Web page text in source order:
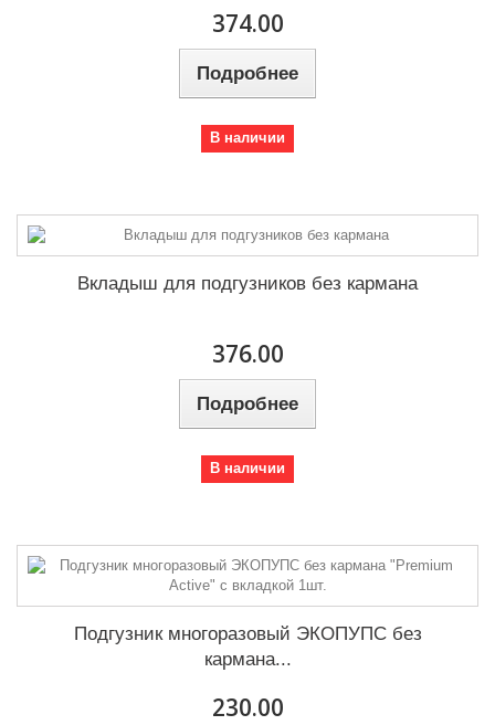
374.00
Подробнее
В наличии
Вкладыш для подгузников без кармана
376.00
Подробнее
В наличии
Подгузник многоразовый ЭКОПУПС без
кармана...
230.00